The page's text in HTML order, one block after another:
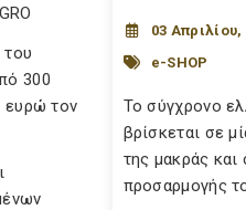
300
ευρώ τον
03 Απριλίου,
e-SHOP
Το σύγχρονο
βρίσκεται σε
της μακράς και
προσαρμογής